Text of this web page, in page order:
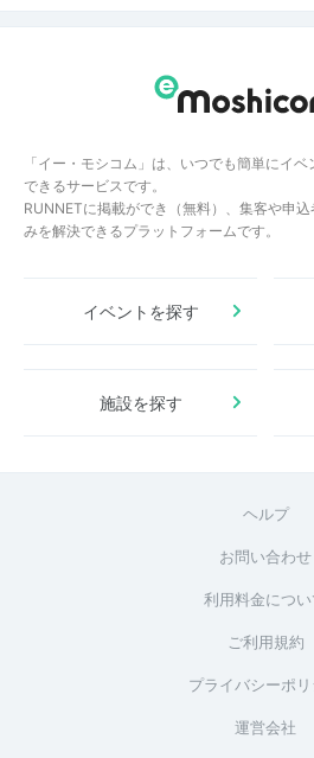
「イー・モシコム」は、いつでも簡単にイ
できるサービスです。
RUNNETに掲載ができ（無料）、集客や申
みを解決できるプラットフォームです。
イベントを探す
施設を探す
ヘルプ
お問い合わせ
利用料金につい
ご利用規約
プライバシーポ
運営会社